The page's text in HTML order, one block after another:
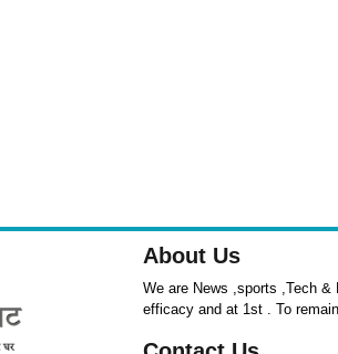
About Us
We are News ,sports ,Tech &
efficacy and at 1st . To